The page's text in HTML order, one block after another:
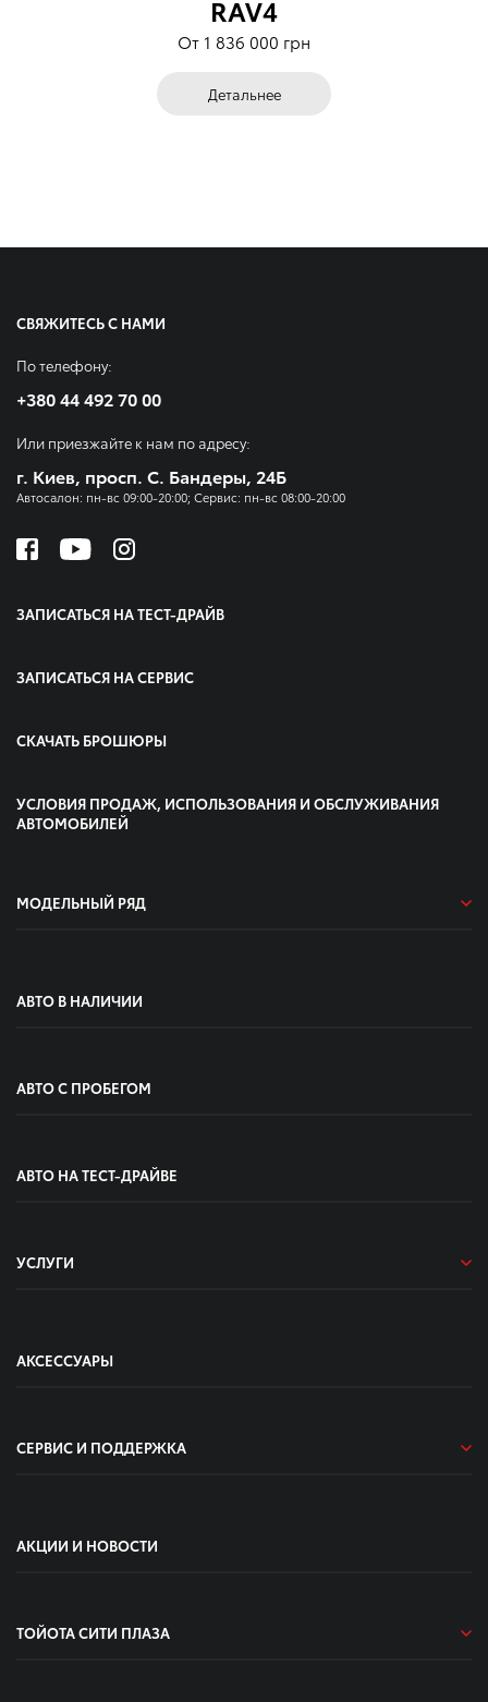
RAV4
От 1 836 000 грн
Детальнее
СВЯЖИТЕСЬ С НАМИ
По телефону:
+380 44 492 70 00
Или приезжайте к нам по адресу:
г. Киев, просп. С. Бандеры, 24Б
Автосалон: пн-вс 09:00-20:00; Сервис: пн-вс 08:00-20:00
ЗАПИСАТЬСЯ НА ТЕСТ-ДРАЙВ
ЗАПИСАТЬСЯ НА СЕРВИС
СКАЧАТЬ БРОШЮРЫ
УСЛОВИЯ ПРОДАЖ, ИСПОЛЬЗОВАНИЯ И ОБСЛУЖИВАНИЯ
АВТОМОБИЛЕЙ
МОДЕЛЬНЫЙ РЯД
АВТО В НАЛИЧИИ
АВТО С ПРОБЕГОМ
АВТО НА ТЕСТ-ДРАЙВЕ
УСЛУГИ
АКСЕССУАРЫ
СЕРВИС И ПОДДЕРЖКА
АКЦИИ И НОВОСТИ
ТОЙОТА СИТИ ПЛАЗА